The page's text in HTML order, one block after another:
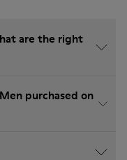
are the right
purchased on